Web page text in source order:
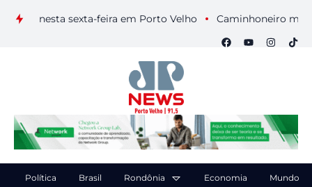
nesta sexta-feira em Porto Velho Caminhoneiro morre
Política Brasil Rondônia Economia Mundo